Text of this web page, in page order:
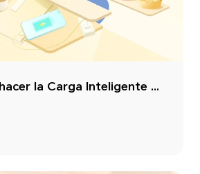
¿Qué puede hacer la Carga Inteligente por ti? ¿Cómo habilitar y deshabilitar esta función?